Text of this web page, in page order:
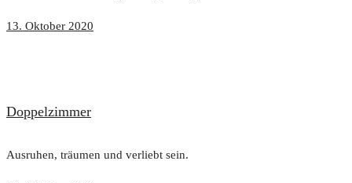
13. Oktober 2020
Doppelzimmer
Ausruhen, träumen und verliebt sein.